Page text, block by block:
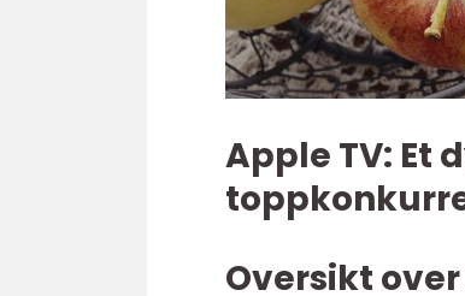
Apple TV: Et
Oversikt